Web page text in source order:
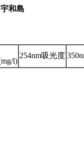
和島
l)
254nm吸光度